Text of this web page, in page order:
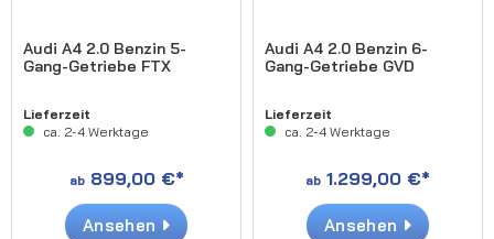
Audi A4 2.0 Benzin 5-
Gang-Getriebe FTX
Lieferzeit
ca. 2-4 Werktage
ab899,00 €*
Ansehen
Audi A4 2.0 Benzin 6-
Gang-Getriebe GVD
Lieferzeit
ca. 2-4 Werktage
ab 1.299,00 €*
Ansehen